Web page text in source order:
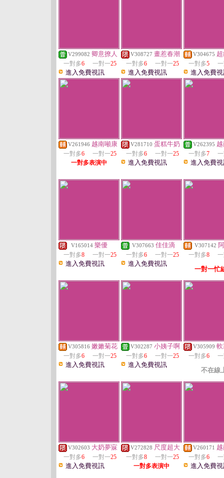
V299082 卿意撩人
一對多6 一對一25
進入免費視訊
V308727 畫惹春潮
一對多6 一對一25
進入免費視訊
V304675
一對多5
進入免費
V261946 越南噸康
一對多6 一對一25
一對多表演中
V281710 蛋糕牛奶
一對多6 一對一25
進入免費視訊
V262395
一對多7
進入免費
V165014 樂優
一對多8 一對一25
進入免費視訊
V307663 佳佳滴
一對多6 一對一25
進入免費視訊
V307142
一對多8
一對一忙
V305816 嫩嫩菊花
一對多6 一對一25
進入免費視訊
V302287 小姨子啊
一對多6 一對一25
進入免費視訊
V305909
一對多6
不在線
V302603 大奶夢寐
一對多6 一對一25
進入免費視訊
V272828 尺度超大
一對多8 一對一25
一對多表演中
V260171
一對多6
進入免費